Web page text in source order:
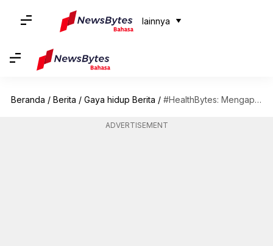
lainnya
Beranda / Berita / Gaya hidup Berita / #HealthBytes: Mengapa Anda harus makan labu botol?
ADVERTISEMENT